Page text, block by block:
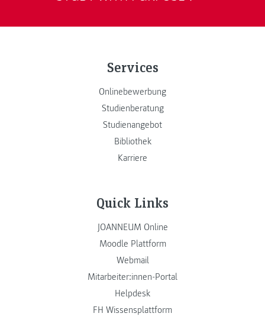
Services
Onlinebewerbung
Studienberatung
Studienangebot
Bibliothek
Karriere
Quick Links
JOANNEUM Online
Moodle Plattform
Webmail
Mitarbeiter:innen-Portal
Helpdesk
FH Wissensplattform